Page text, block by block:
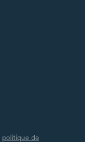
politique de